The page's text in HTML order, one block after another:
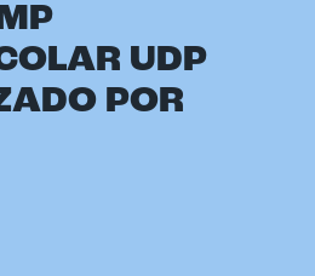
UDP
POR